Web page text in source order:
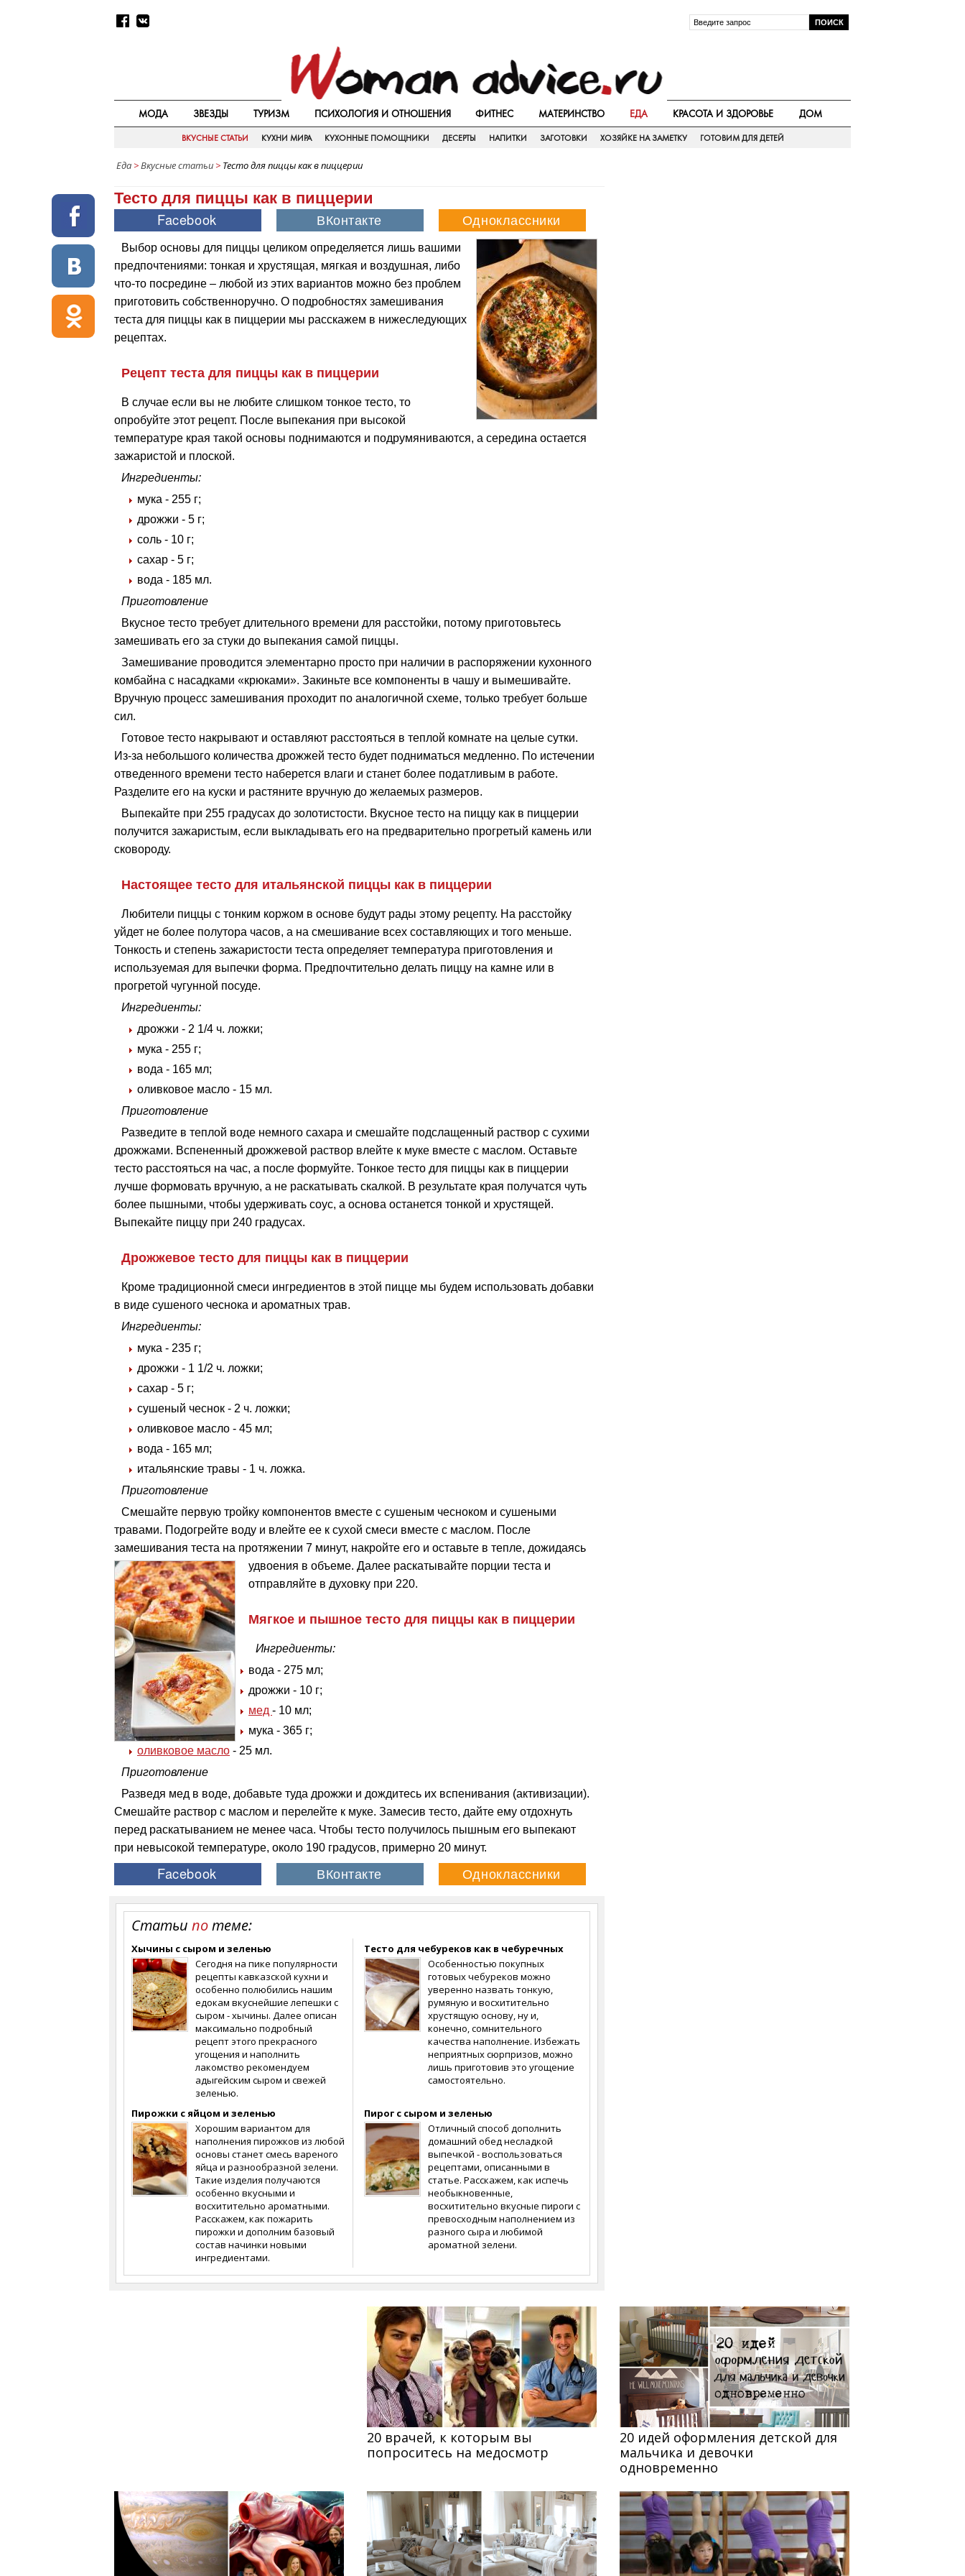
МОДА ЗВЕЗДЫ ТУРИЗМ ПСИХОЛОГИЯ И ОТНОШЕНИЯ ФИТНЕС МАТЕРИНСТВО ЕДА КРАСОТА И ЗДОРОВЬЕ ДОМ
ВКУСНЫЕ СТАТЬИ КУХНИ МИРА КУХОННЫЕ ПОМОЩНИКИ ДЕСЕРТЫ НАПИТКИ ЗАГОТОВКИ ХОЗЯЙКЕ НА ЗАМЕТКУ ГОТОВИМ ДЛЯ ДЕТЕЙ
Еда >Вкусные статьи > Тесто для пиццы как в пиццерии
Тесто для пиццы как в пиццерии
Выбор основы для пиццы целиком определяется лишь вашими
предпочтениями: тонкая и хрустящая, мягкая и воздушная, либо
что-то посредине – любой из этих вариантов можно без проблем
приготовить собственноручно. О подробностях замешивания
теста для пиццы как в пиццерии мы расскажем в нижеследующих
рецептах.
Рецепт теста для пиццы как в пиццерии
В случае если вы не любите слишком тонкое тесто, то
опробуйте этот рецепт. После выпекания при высокой
температуре края такой основы поднимаются и подрумяниваются, а середина остается
зажаристой и плоской.
Ингредиенты:
мука - 255 г;
дрожжи - 5 г;
соль - 10 г;
сахар - 5 г;
вода - 185 мл.
Приготовление
Вкусное тесто требует длительного времени для расстойки, потому приготовьтесь
замешивать его за стуки до выпекания самой пиццы.
Замешивание проводится элементарно просто при наличии в распоряжении кухонного
комбайна с насадками «крюками». Закиньте все компоненты в чашу и вымешивайте.
Вручную процесс замешивания проходит по аналогичной схеме, только требует больше
сил.
Готовое тесто накрывают и оставляют расстояться в теплой комнате на целые сутки.
Из-за небольшого количества дрожжей тесто будет подниматься медленно. По истечении
отведенного времени тесто наберется влаги и станет более податливым в работе.
Разделите его на куски и растяните вручную до желаемых размеров.
Выпекайте при 255 градусах до золотистости. Вкусное тесто на пиццу как в пиццерии
получится зажаристым, если выкладывать его на предварительно прогретый камень или
сковороду.
Настоящее тесто для итальянской пиццы как в пиццерии
Любители пиццы с тонким коржом в основе будут рады этому рецепту. На расстойку
уйдет не более полутора часов, а на смешивание всех составляющих и того меньше.
Тонкость и степень зажаристости теста определяет температура приготовления и
используемая для выпечки форма. Предпочтительно делать пиццу на камне или в
прогретой чугунной посуде.
Ингредиенты:
дрожжи - 2 1/4 ч. ложки;
мука - 255 г;
вода - 165 мл;
оливковое масло - 15 мл.
Приготовление
Разведите в теплой воде немного сахара и смешайте подслащенный раствор с сухими
дрожжами. Вспененный дрожжевой раствор влейте к муке вместе с маслом. Оставьте
тесто расстояться на час, а после формуйте. Тонкое тесто для пиццы как в пиццерии
лучше формовать вручную, а не раскатывать скалкой. В результате края получатся чуть
более пышными, чтобы удерживать соус, а основа останется тонкой и хрустящей.
Выпекайте пиццу при 240 градусах.
Дрожжевое тесто для пиццы как в пиццерии
Кроме традиционной смеси ингредиентов в этой пицце мы будем использовать добавки
в виде сушеного чеснока и ароматных трав.
Ингредиенты:
мука - 235 г;
дрожжи - 1 1/2 ч. ложки;
сахар - 5 г;
сушеный чеснок - 2 ч. ложки;
оливковое масло - 45 мл;
вода - 165 мл;
итальянские травы - 1 ч. ложка.
Приготовление
Смешайте первую тройку компонентов вместе с сушеным чесноком и сушеными
травами. Подогрейте воду и влейте ее к сухой смеси вместе с маслом. После
замешивания теста на протяжении 7 минут, накройте его и оставьте в тепле, дожидаясь
удвоения в объеме. Далее раскатывайте порции теста и
отправляйте в духовку при 220.
Мягкое и пышное тесто для пиццы как в пиццерии
Ингредиенты:
вода - 275 мл;
дрожжи - 10 г;
мед - 10 мл;
мука - 365 г;
оливковое масло - 25 мл.
Приготовление
Разведя мед в воде, добавьте туда дрожжи и дождитесь их вспенивания (активизации).
Смешайте раствор с маслом и перелейте к муке. Замесив тесто, дайте ему отдохнуть
перед раскатыванием не менее часа. Чтобы тесто получилось пышным его выпекают
при невысокой температуре, около 190 градусов, примерно 20 минут.
Статьи потеме:
Хычины с сыром и зеленью
Сегодня на пике популярности
рецепты кавказской кухни и
особенно полюбились нашим
едокам вкуснейшие лепешки с
сыром - хычины. Далее описан
максимально подробный
рецепт этого прекрасного
угощения и наполнить
лакомство рекомендуем
адыгейским сыром и свежей
зеленью.
Тесто для чебуреков как в чебуречных
Особенностью покупных
готовых чебуреков можно
уверенно назвать тонкую,
румяную и восхитительно
хрустящую основу, ну и,
конечно, сомнительного
качества наполнение. Избежать
неприятных сюрпризов, можно
лишь приготовив это угощение
самостоятельно.
Пирожки с яйцом и зеленью
Хорошим вариантом для
наполнения пирожков из любой
основы станет смесь вареного
яйца и разнообразной зелени.
Такие изделия получаются
особенно вкусными и
восхитительно ароматными.
Расскажем, как пожарить
пирожки и дополним базовый
состав начинки новыми
ингредиентами.
Пирог с сыром и зеленью
Отличный способ дополнить
домашний обед несладкой
выпечкой - воспользоваться
рецептами, описанными в
статье. Расскажем, как испечь
необыкновенные,
восхитительно вкусные пироги с
превосходным наполнением из
разного сыра и любимой
ароматной зелени.
20 врачей, к которым вы
попроситесь на медосмотр
20 идей оформления детской для
мальчика и девочки
одновременно